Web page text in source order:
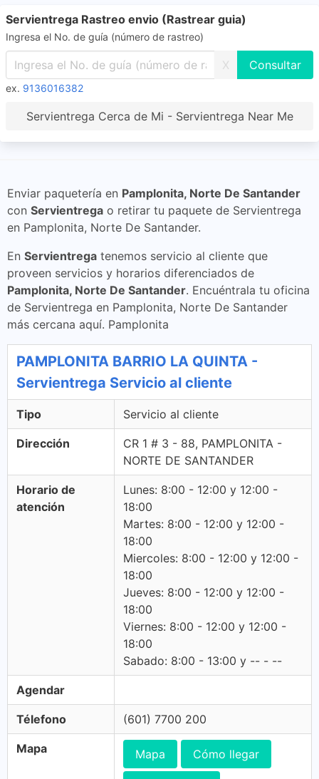
Servientrega Rastreo envio (Rastrear guia)
Ingresa el No. de guía (número de rastreo)
X
ex. 9136016382
Servientrega Cerca de Mi - Servientrega Near Me
Enviar paquetería en Pamplonita, Norte De Santander
con Servientrega o retirar tu paquete de Servientrega
en Pamplonita, Norte De Santander.
En Servientrega tenemos servicio al cliente que
proveen servicios y horarios diferenciados de
Pamplonita, Norte De Santander. Encuéntrala tu oficina
de Servientrega en Pamplonita, Norte De Santander
más cercana aquí. Pamplonita
PAMPLONITA BARRIO LA QUINTA -
Servientrega Servicio al cliente
Tipo Servicio al cliente
Dirección
CR 1 # 3 - 88, PAMPLONITA -
NORTE DE SANTANDER
Horario de
atención
Lunes: 8:00 - 12:00 y 12:00 -
18:00
Martes: 8:00 - 12:00 y 12:00 -
18:00
Miercoles: 8:00 - 12:00 y 12:00 -
18:00
Jueves: 8:00 - 12:00 y 12:00 -
18:00
Viernes: 8:00 - 12:00 y 12:00 -
18:00
Sabado: 8:00 - 13:00 y -- - --
Agendar
Télefono (601) 7700 200
Mapa Mapa Cómo llegar